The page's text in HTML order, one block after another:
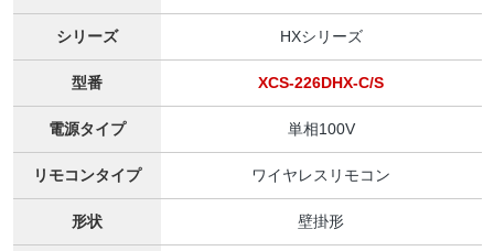
シリーズ HXシリーズ
型番 XCS-226DHX-C/S
電源タイプ 単相100V
リモコンタイプ ワイヤレスリモコン
形状 壁掛形